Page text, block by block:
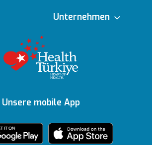
Ärzte
Gesundheitsratgeber
Medizinische
Technologien
wichtig
Häusliche
Unternehmen
Richtlinien
Partnerinstitutionen
Unsere mobile App